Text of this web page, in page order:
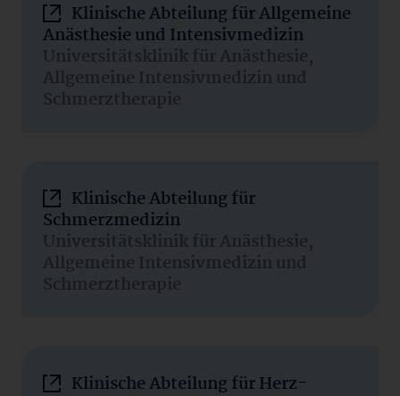
Klinische Abteilung für Allgemeine
Anästhesie und Intensivmedizin
Universitätsklinik für Anästhesie,
Allgemeine Intensivmedizin und
Schmerztherapie
Klinische Abteilung für
Schmerzmedizin
Universitätsklinik für Anästhesie,
Allgemeine Intensivmedizin und
Schmerztherapie
Klinische Abteilung für Herz-